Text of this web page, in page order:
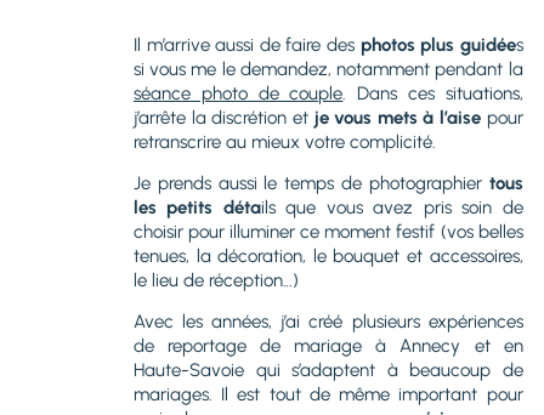
Il m’arrive aussi de faire des photos plus guidées
si vous me le demandez, notamment pendant la
séance photo de couple. Dans ces situations,
j’arrête la discrétion et je vous mets à l’aise pour
retranscrire au mieux votre complicité.
Je prends aussi le temps de photographier tous
les petits détails que vous avez pris soin de
choisir pour illuminer ce moment festif (vos belles
tenues, la décoration, le bouquet et accessoires,
le lieu de réception…)
Avec les années, j’ai créé plusieurs expériences
de reportage de mariage à Annecy et en
Haute-Savoie qui s’adaptent à beaucoup de
mariages. Il est tout de même important pour